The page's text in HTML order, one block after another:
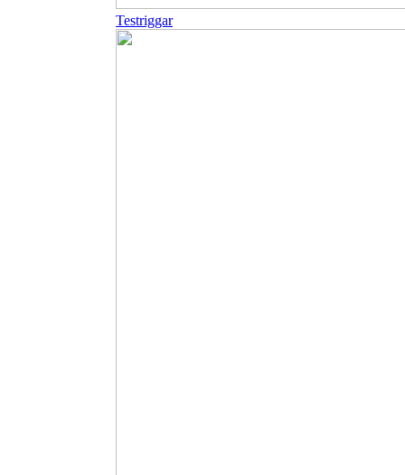
Testriggar